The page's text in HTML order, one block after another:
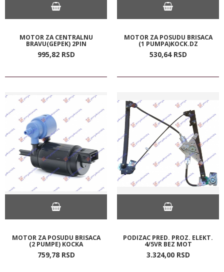
MOTOR ZA CENTRALNU
BRAVU(GEPEK) 2PIN
995,82 RSD
MOTOR ZA POSUDU BRISACA
(1 PUMPA)KOCK.DZ
530,64 RSD
MOTOR ZA POSUDU BRISACA
(2 PUMPE) KOCKA
759,78 RSD
PODIZAC PRED. PROZ. ELEKT.
4/5VR BEZ MOT
3.324,00 RSD